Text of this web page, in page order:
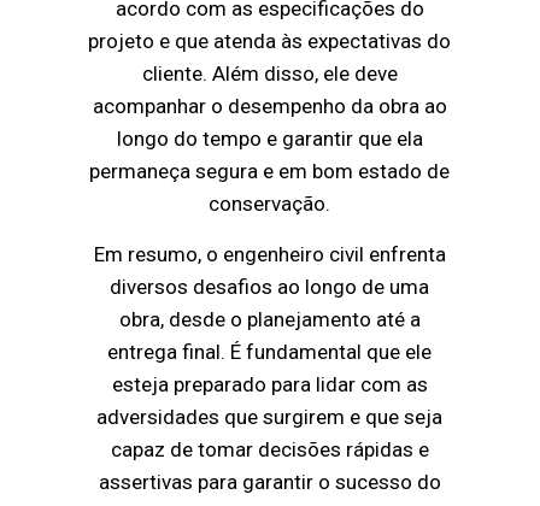
acordo com as especificações do
projeto e que atenda às expectativas do
cliente. Além disso, ele deve
acompanhar o desempenho da obra ao
longo do tempo e garantir que ela
permaneça segura e em bom estado de
conservação.
Em resumo, o engenheiro civil enfrenta
diversos desafios ao longo de uma
obra, desde o planejamento até a
entrega final. É fundamental que ele
esteja preparado para lidar com as
adversidades que surgirem e que seja
capaz de tomar decisões rápidas e
assertivas para garantir o sucesso do